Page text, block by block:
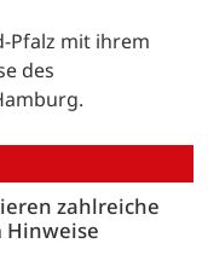
Pfalz mit ihrem
des
zahlreiche
Hinweise